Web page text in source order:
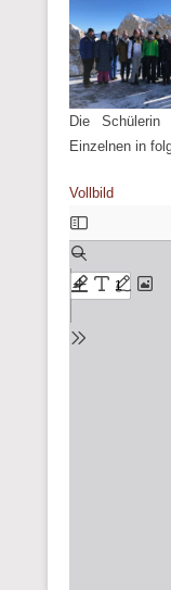
Die
Einzelnen in
Vollbild
Zum
PDF-
Inhalt
springen